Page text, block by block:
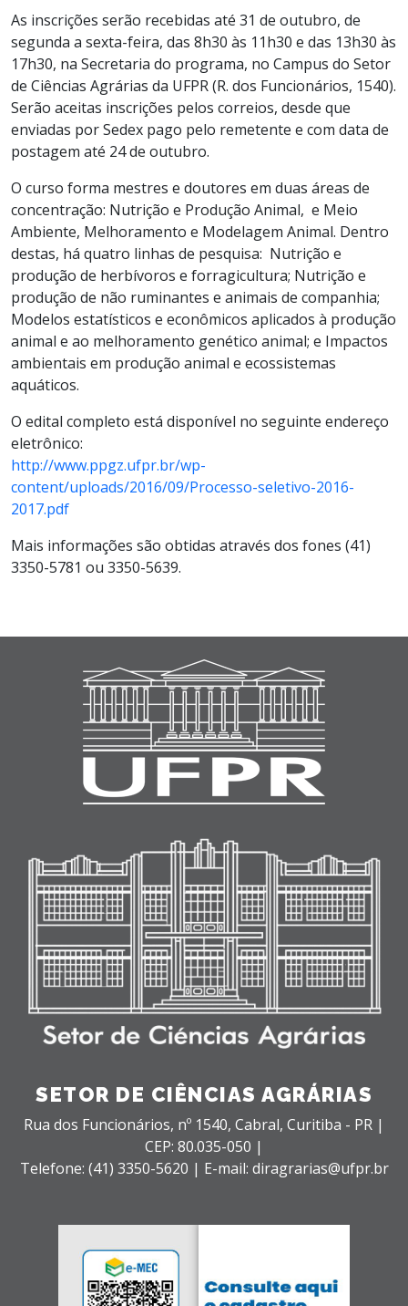
As inscrições serão recebidas até 31 de outubro, de
segunda a sexta-feira, das 8h30 às 11h30 e das 13h30 às
17h30, na Secretaria do programa, no Campus do Setor
de Ciências Agrárias da UFPR (R. dos Funcionários, 1540).
Serão aceitas inscrições pelos correios, desde que
enviadas por Sedex pago pelo remetente e com data de
postagem até 24 de outubro.
O curso forma mestres e doutores em duas áreas de
concentração: Nutrição e Produção Animal, e Meio
Ambiente, Melhoramento e Modelagem Animal. Dentro
destas, há quatro linhas de pesquisa: Nutrição e
produção de herbívoros e forragicultura; Nutrição e
produção de não ruminantes e animais de companhia;
Modelos estatísticos e econômicos aplicados à produção
animal e ao melhoramento genético animal; e Impactos
ambientais em produção animal e ecossistemas
aquáticos.
O edital completo está disponível no seguinte endereço
eletrônico:
http://www.ppgz.ufpr.br/wp-
content/uploads/2016/09/Processo-seletivo-2016-
2017.pdf
Mais informações são obtidas através dos fones (41)
3350-5781 ou 3350-5639.
SETOR DE CIÊNCIAS AGRÁRIAS
Rua dos Funcionários, nº 1540, Cabral, Curitiba - PR |
CEP: 80.035-050 |
Telefone: (41) 3350-5620 | E-mail: diragrarias@ufpr.br